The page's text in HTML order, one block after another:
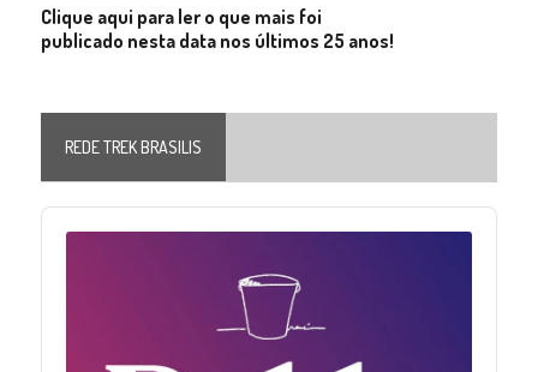
Clique aqui para ler o que mais foi
publicado nesta data nos últimos 25 anos!
REDE TREK BRASILIS
Audio
Player